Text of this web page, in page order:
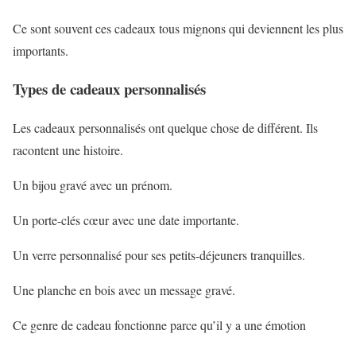
Ce sont souvent ces cadeaux tous mignons qui deviennent les plus
importants.
Types de cadeaux personnalisés
Les cadeaux personnalisés ont quelque chose de différent. Ils
racontent une histoire.
Un bijou gravé avec un prénom.
Un porte-clés cœur avec une date importante.
Un verre personnalisé pour ses petits-déjeuners tranquilles.
Une planche en bois avec un message gravé.
Ce genre de cadeau fonctionne parce qu’il y a une émotion